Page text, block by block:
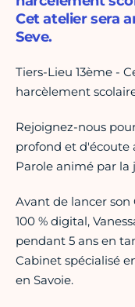
Cet atelier sera
Seve.
Tiers-Lieu 13ème -
harcèlement scolaire
Rejoignez-nous
profond et d'écoute
Parole animé par la
Avant de lancer
100 % digital,
pendant 5 ans en
Cabinet spécialisé
en Savoie.